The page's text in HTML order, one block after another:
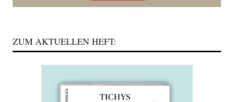
ZUM AKTUELLEN HEFT: